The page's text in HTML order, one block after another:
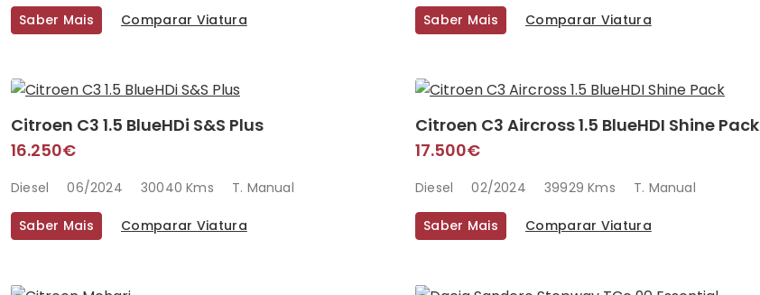
Saber Mais Comparar Viatura Saber Mais Comparar Viatura
Citroen C3 1.5 BlueHDi S&S Plus
16.250€
Diesel 06/2024 30040 Kms T. Manual
Saber Mais Comparar Viatura
Citroen C3 Aircross 1.5 BlueHDI Shine Pack
17.500€
Diesel 02/2024 39929 Kms T. Manual
Saber Mais Comparar Viatura